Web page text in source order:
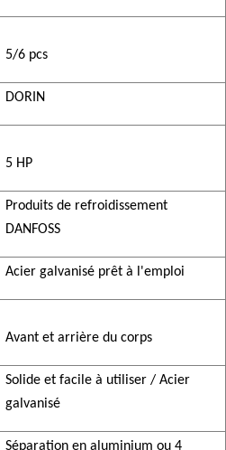
5/6 pcs
DORIN
5 HP
Produits de refroidissement
DANFOSS
Acier galvanisé prêt à l'emploi
Avant et arrière du corps
Solide et facile à utiliser / Acier
galvanisé
Séparation en aluminium ou 4